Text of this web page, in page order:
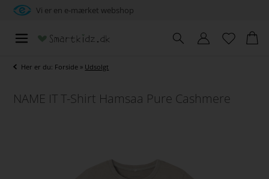
Vi er en e-mærket webshop
Her er du: Forside » Udsolgt
NAME IT T-Shirt Hamsaa Pure Cashmere